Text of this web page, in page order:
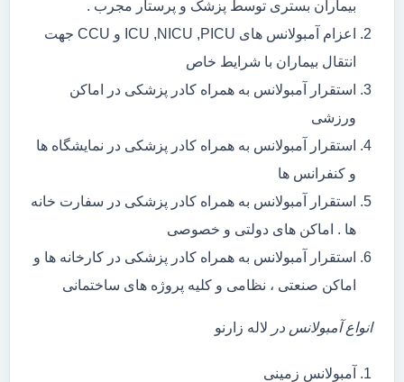
بیماران بستری توسط پزشک و پرستار مجرب .
اعزام آمبولانس های ICU ,NICU ,PICU و CCU جهت
انتقال بیماران با شرایط خاص
استقرار آمبولانس به همراه کادر پزشکی در اماکن
ورزشی
استقرار آمبولانس به همراه کادر پزشکی در نمایشگاه ها
و کنفرانس ها
استقرار آمبولانس به همراه کادر پزشکی در سفارت خانه
ها . اماکن های دولتی و خصوصی
استقرار آمبولانس به همراه کادر پزشکی در کارخانه ها و
اماکن صنعتی ، نظامی و کلیه پروژه های ساختمانی
انواع آمبولانس در لاله زارنو
آمبولانس زمینی